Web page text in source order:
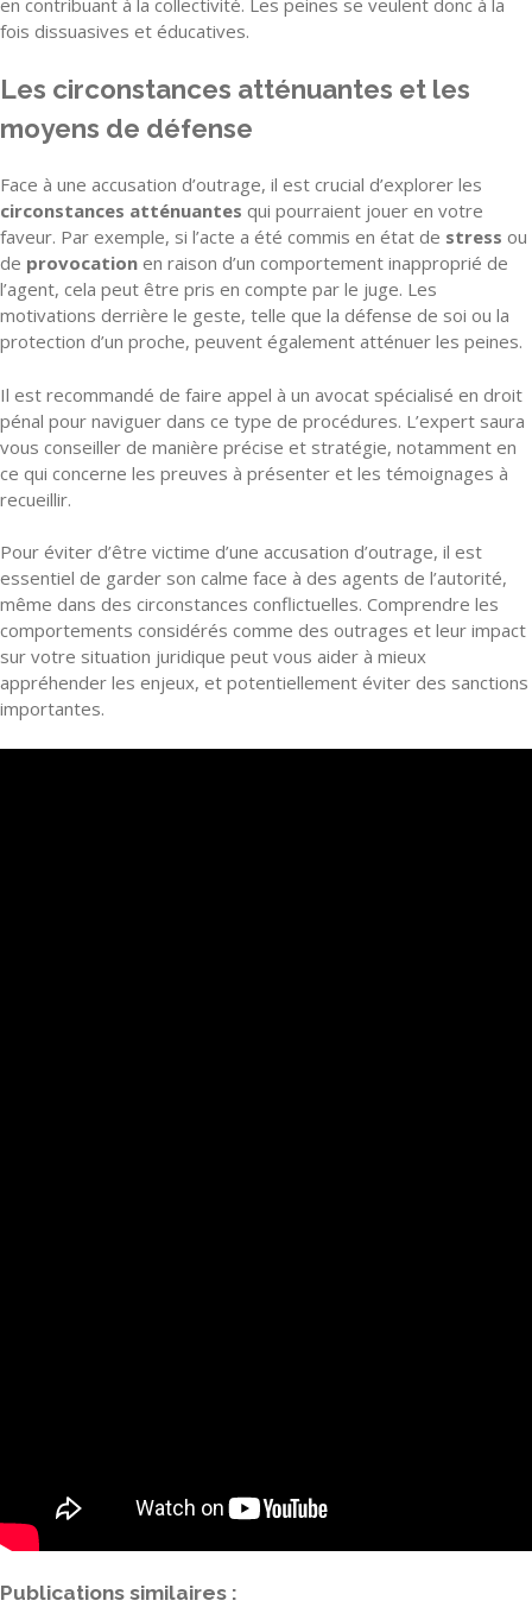
fois dissuasives et éducatives.
Les circonstances atténuantes et les
moyens de défense
Face à une accusation d’outrage, il est crucial d’explorer les
circonstances atténuantes qui pourraient jouer en votre
faveur. Par exemple, si l’acte a été commis en état de stress ou
de provocation en raison d’un comportement inapproprié de
l’agent, cela peut être pris en compte par le juge. Les
motivations derrière le geste, telle que la défense de soi ou la
protection d’un proche, peuvent également atténuer les peines.
Il est recommandé de faire appel à un avocat spécialisé en droit
pénal pour naviguer dans ce type de procédures. L’expert saura
vous conseiller de manière précise et stratégie, notamment en
ce qui concerne les preuves à présenter et les témoignages à
recueillir.
Pour éviter d’être victime d’une accusation d’outrage, il est
essentiel de garder son calme face à des agents de l’autorité,
même dans des circonstances conflictuelles. Comprendre les
comportements considérés comme des outrages et leur impact
sur votre situation juridique peut vous aider à mieux
appréhender les enjeux, et potentiellement éviter des sanctions
importantes.
Publications similaires :